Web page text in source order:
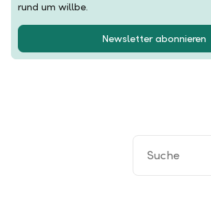
rund um willbe.
Newsletter abonnieren